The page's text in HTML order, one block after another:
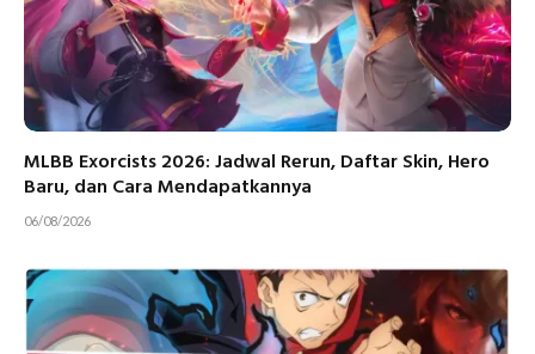
MLBB Exorcists 2026: Jadwal Rerun, Daftar Skin, Hero
Baru, dan Cara Mendapatkannya
06/08/2026